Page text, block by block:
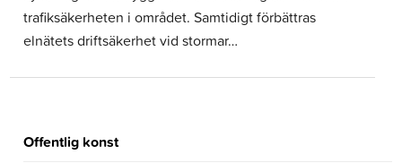
trafiksäkerheten i området. Samtidigt förbättras
elnätets driftsäkerhet vid stormar…
Offentlig konst